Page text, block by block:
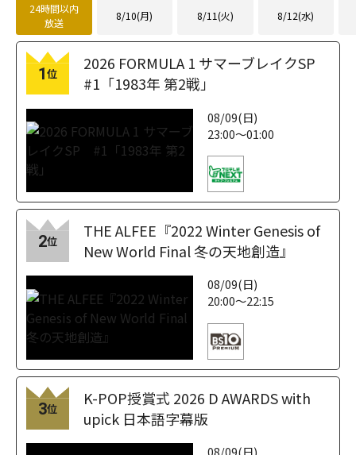
24時間以内
放送
8/10(月) 8/11(火) 8/12(水)
1位
2026 FORMULA 1 サマーブレイクSP
#1「1983年 第2戦」
08/09(日)
23:00～01:00
2位
THE ALFEE『2022 Winter Genesis of
New World Final 冬の天地創造』
08/09(日)
20:00～22:15
3位
K-POP授賞式 2026 D AWARDS with
upick 日本語字幕版